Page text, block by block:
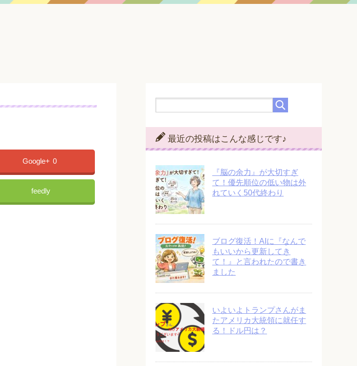
Google+ 0
feedly
最近の投稿はこんな感じです♪
『脳の余力』が大切すぎ
て！優先順位の低い物は外
れていく50代終わり
ブログ復活！AIに『なんで
もいいから更新してき
て！』と言われたので書き
ました
いよいよトランプさんがま
たアメリカ大統領に就任す
る！ドル円は？